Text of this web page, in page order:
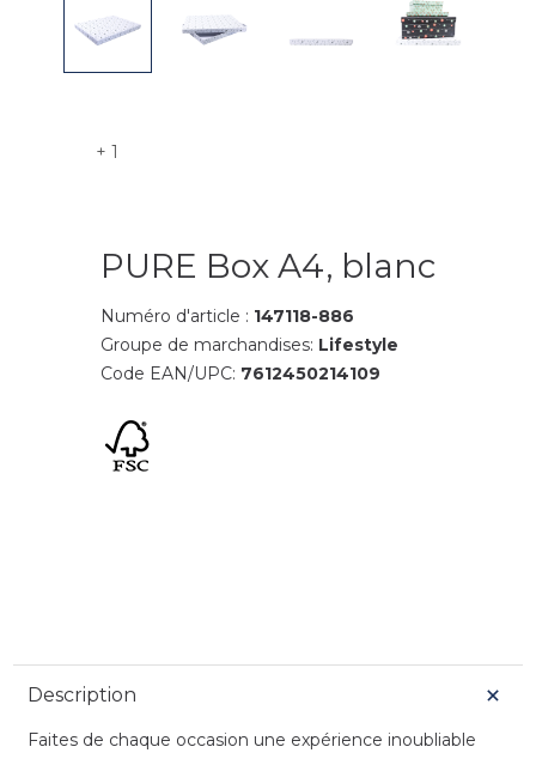
+ 1
PURE Box A4, blanc
Numéro d'article : 147118-886
Groupe de marchandises: Lifestyle
Code EAN/UPC: 7612450214109
Description
Faites de chaque occasion une expérience inoubliable